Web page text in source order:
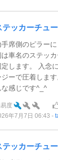
テッカーチュ
手席側のピラー
は車名のステッ
定します。 入念
ジーで圧着しま
な感じです^_^
度
年7月7日 06:43
テッカーチュ